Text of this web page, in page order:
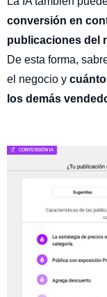
conversión en
publicaciones del
De esta forma,
el negocio y
los demás